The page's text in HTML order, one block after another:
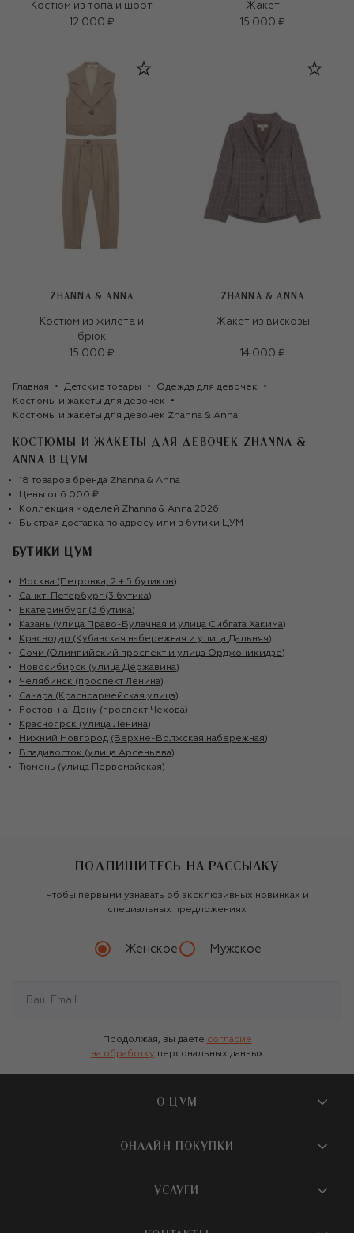
Костюм из топа и шорт
12 000 ₽
Жакет
15 000 ₽
ZHANNA & ANNA
Костюм из жилета и
брюк
15 000 ₽
ZHANNA & ANNA
Жакет из вискозы
14 000 ₽
Главная Детские товары
Одежда для девочек
Костюмы и жакеты для девочек
Костюмы и жакеты для девочек Zhanna & Anna
КОСТЮМЫ И ЖАКЕТЫ ДЛЯ ДЕВОЧЕК ZHANNA &
ANNA В ЦУМ
18 товаров бренда Zhanna & Anna
Цены от 6 000 ₽
Коллекция моделей Zhanna & Anna 2026
Быстрая доставка по адресу или в бутики ЦУМ
БУТИКИ ЦУМ
Москва (Петровка, 2 + 5 бутиков)
Санкт-Петербург (3 бутика)
Екатеринбург (3 бутика)
Казань (улица Право-Булачная и улица Сибгата Хакима)
Краснодар (Кубанская набережная и улица Дальняя)
Сочи (Олимпийский проспект и улица Орджоникидзе)
Новосибирск (улица Державина)
Челябинск (проспект Ленина)
Самара (Красноармейская улица)
Ростов-на-Дону (проспект Чехова)
Красноярск (улица Ленина)
Нижний Новгород (Верхне-Волжская набережная)
Владивосток (улица Арсеньева)
Тюмень (улица Первомайская)
ПОДПИШИТЕСЬ НА РАССЫЛКУ
Чтобы первыми узнавать об эксклюзивных новинках и
специальных предложениях
Женское Мужское
Продолжая, вы даете согласие
на обработку персональных данных
О ЦУМ
О магазине
Бутики и ПВЗ ЦУМ
ОНЛАЙН ПОКУПКИ
УСЛУГИ